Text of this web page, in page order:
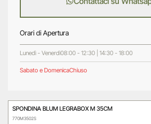
Orari di Apertura
Lunedì - Venerdì08:00 - 12:30 | 14:30 - 18:00
Sabato e DomenicaChiuso
SPONDINA BLUM LEGRABOX M 35CM
770M3502S